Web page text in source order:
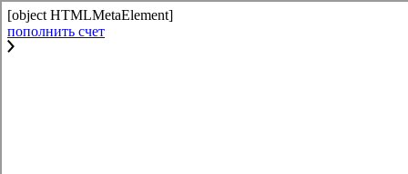
[object HTMLMetaElement]
пополнить счет